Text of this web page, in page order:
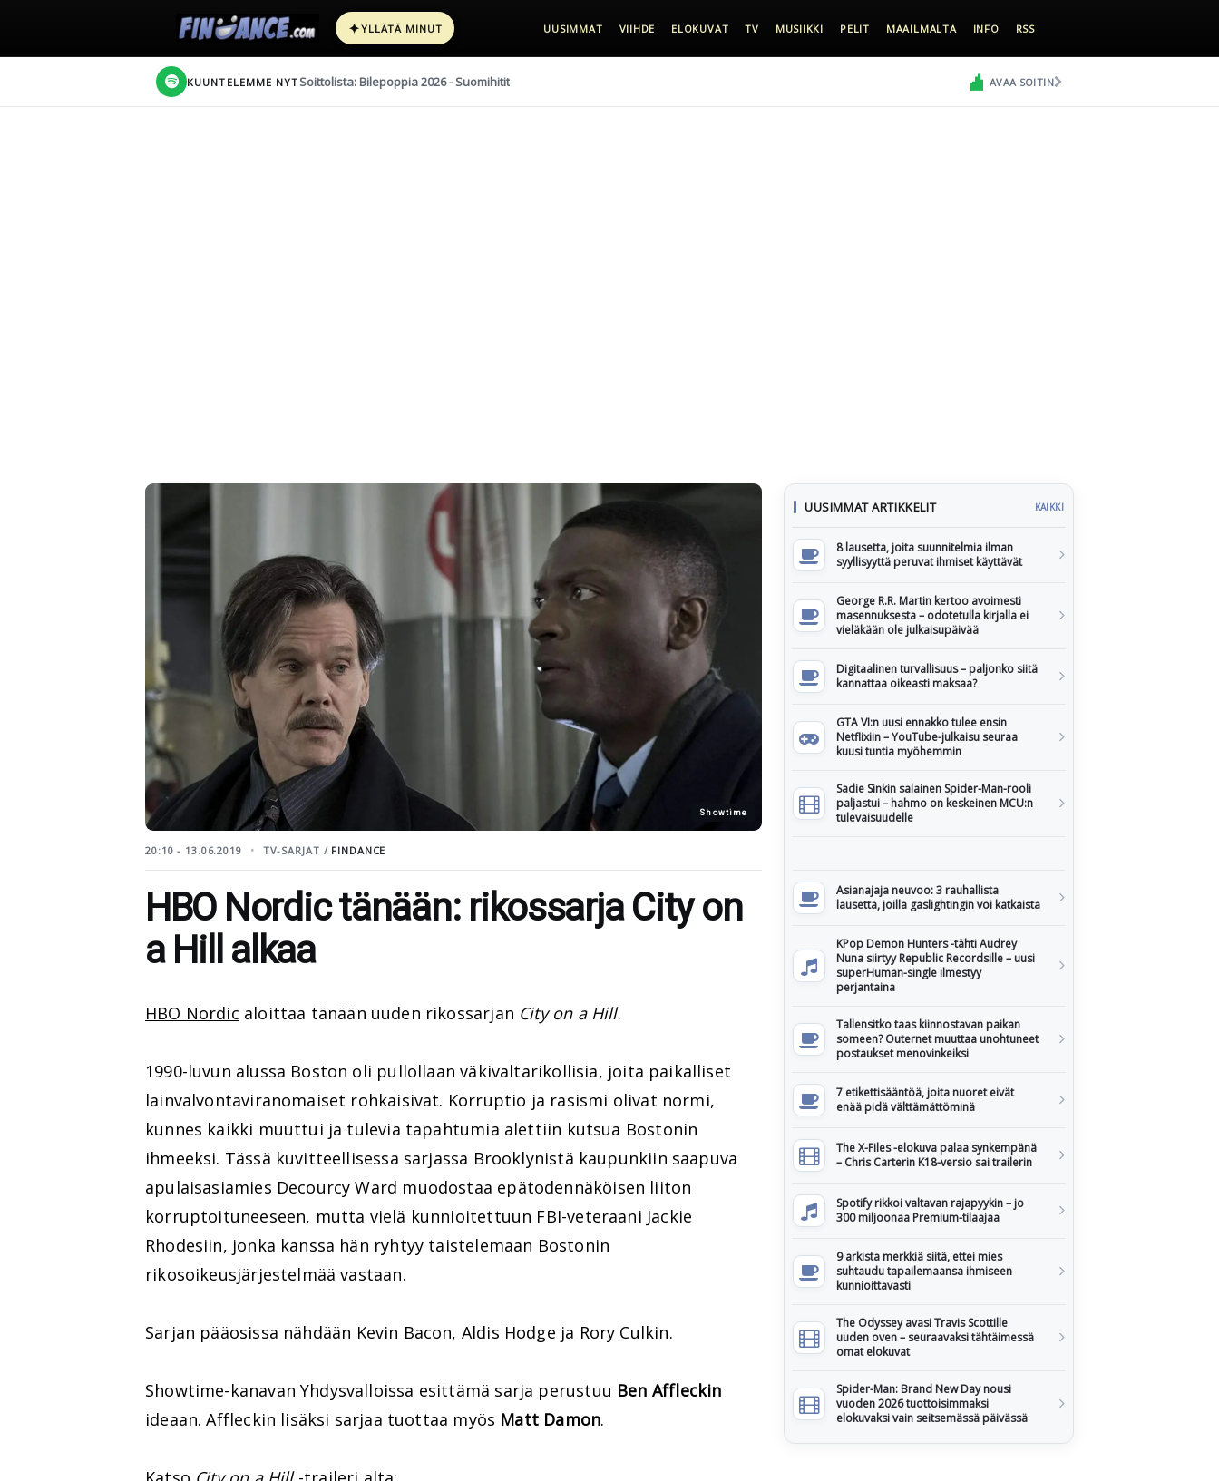
✦YLLÄTÄ MINUT UUSIMMAT VIIHDE ELOKUVAT TV MUSIIKKI PELIT MAAILMALTA INFO RSS
KUUNTELEMME NYT Soittolista: Bilepoppia 2026 - Suomihitit AVAA SOITIN
Showtime
20:10 - 13.06.2019 TV-SARJAT / FINDANCE
HBO Nordic tänään: rikossarja City on
a Hill alkaa
HBO Nordic aloittaa tänään uuden rikossarjan City on a Hill.
1990-luvun alussa Boston oli pullollaan väkivaltarikollisia, joita paikalliset
lainvalvontaviranomaiset rohkaisivat. Korruptio ja rasismi olivat normi,
kunnes kaikki muuttui ja tulevia tapahtumia alettiin kutsua Bostonin
ihmeeksi. Tässä kuvitteellisessa sarjassa Brooklynistä kaupunkiin saapuva
apulaisasiamies Decourcy Ward muodostaa epätodennäköisen liiton
korruptoituneeseen, mutta vielä kunnioitettuun FBI-veteraani Jackie
Rhodesiin, jonka kanssa hän ryhtyy taistelemaan Bostonin
rikosoikeusjärjestelmää vastaan.
Sarjan pääosissa nähdään Kevin Bacon, Aldis Hodge ja Rory Culkin.
Showtime-kanavan Yhdysvalloissa esittämä sarja perustuu Ben Affleckin
ideaan. Affleckin lisäksi sarjaa tuottaa myös Matt Damon.
UUSIMMAT ARTIKKELIT KAIKKI
8 lausetta, joita suunnitelmia ilman
syyllisyyttä peruvat ihmiset käyttävät
George R.R. Martin kertoo avoimesti
masennuksesta – odotetulla kirjalla ei
vieläkään ole julkaisupäivää
Digitaalinen turvallisuus – paljonko siitä
kannattaa oikeasti maksaa?
GTA VI:n uusi ennakko tulee ensin
Netflixiin – YouTube-julkaisu seuraa
kuusi tuntia myöhemmin
Sadie Sinkin salainen Spider-Man-rooli
paljastui – hahmo on keskeinen MCU:n
tulevaisuudelle
Asianajaja neuvoo: 3 rauhallista
lausetta, joilla gaslightingin voi katkaista
KPop Demon Hunters -tähti Audrey
Nuna siirtyy Republic Recordsille – uusi
superHuman-single ilmestyy
perjantaina
Tallensitko taas kiinnostavan paikan
someen? Outernet muuttaa unohtuneet
postaukset menovinkeiksi
7 etikettisääntöä, joita nuoret eivät
enää pidä välttämättöminä
The X-Files -elokuva palaa synkempänä
– Chris Carterin K18-versio sai trailerin
Spotify rikkoi valtavan rajapyykin – jo
300 miljoonaa Premium-tilaajaa
9 arkista merkkiä siitä, ettei mies
suhtaudu tapailemaansa ihmiseen
kunnioittavasti
The Odyssey avasi Travis Scottille
uuden oven – seuraavaksi tähtäimessä
omat elokuvat
Spider-Man: Brand New Day nousi
vuoden 2026 tuottoisimmaksi
elokuvaksi vain seitsemässä päivässä